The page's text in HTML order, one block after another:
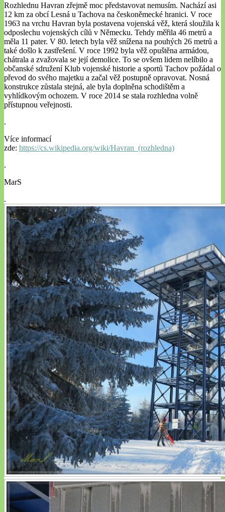
Rozhlednu Havran zřejmě moc představovat nemusím. Nachází asi
12 km za obcí Lesná u Tachova na českoněmecké hranici. V roce
1963 na vrchu Havran byla postavena vojenská věž, která sloužila k
odposlechu vojenských cílů v Německu. Tehdy měřila 46 metrů a
měla 11 pater. V 80. letech byla věž snížena na pouhých 26 metrů a
také došlo k zastřešení. V roce 1992 byla věž opuštěna armádou,
chátrala a zvažovala se její demolice. To se ovšem lidem nelíbilo a
občanské sdružení Klub vojenské historie a sportů Tachov požádal o
převod do svého majetku a začal věž postupně opravovat. Nosná
konstrukce zůstala stejná, ale byla doplněna schodištěm a
vyhlídkovým ochozem. V roce 2014 se stala rozhledna volně
přístupnou veřejnosti.
.
Více informací
zde: https://cs.wikipedia.org/wiki/Havran_(rozhledna)
.
MarS
.